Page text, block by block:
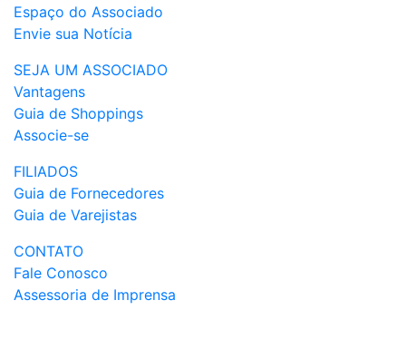
Espaço do Associado
Envie sua Notícia
SEJA UM ASSOCIADO
Vantagens
Guia de Shoppings
Associe-se
FILIADOS
Guia de Fornecedores
Guia de Varejistas
CONTATO
Fale Conosco
Assessoria de Imprensa